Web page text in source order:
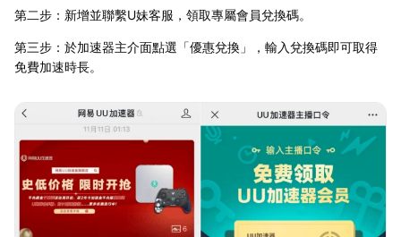
第二步：新增並聯繫U妹客服，領取專屬會員兌換碼。
第三步：於加速器主介面點選「優惠兌換」，輸入兌換碼即可取得
免費加速時長。